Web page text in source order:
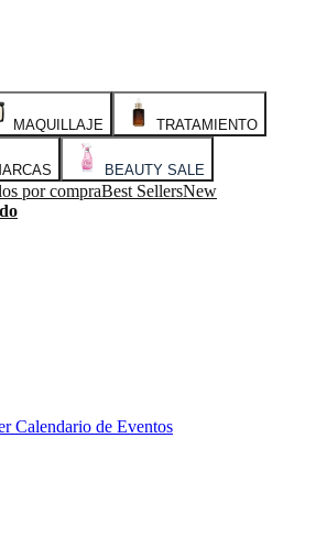
MAQUILLAJE TRATAMIENTO
BEAUTY SALE
por compraBest SellersNew
Calendario de Eventos